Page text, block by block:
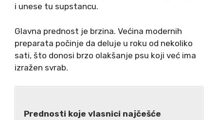
i unese tu supstancu.
Glavna prednost je brzina. Većina modernih
preparata počinje da deluje u roku od nekoliko
sati, što donosi brzo olakšanje psu koji već ima
izražen svrab.
Prednosti koje vlasnici najčešće